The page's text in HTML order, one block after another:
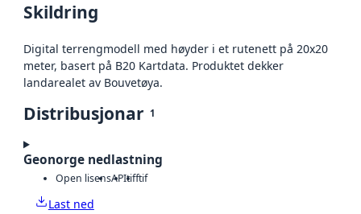
Skildring
Digital terrengmodell med høyder i et rutenett på 20x20
meter, basert på B20 Kartdata. Produktet dekker
landarealet av Bouvetøya.
Distribusjonar 1
Geonorge nedlastning
Open lisensAPItifftif
Last ned